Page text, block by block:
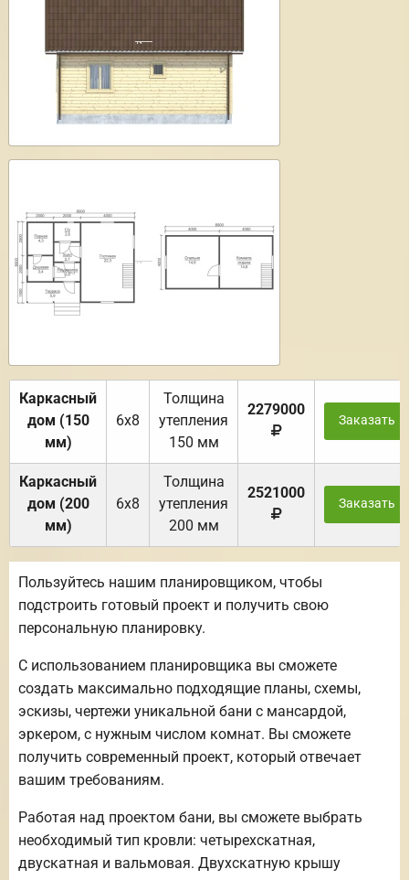
Каркасный
дом (150
мм)
6х8
Толщина
утепления
150 мм
2279000
Заказать
Каркасный
дом (200
мм)
6х8
Толщина
утепления
200 мм
2521000
Заказать
Пользуйтесь нашим планировщиком, чтобы
подстроить готовый проект и получить свою
персональную планировку.
С использованием планировщика вы сможете
создать максимально подходящие планы, схемы,
эскизы, чертежи уникальной бани с мансардой,
эркером, с нужным числом комнат. Вы сможете
получить современный проект, который отвечает
вашим требованиям.
Работая над проектом бани, вы сможете выбрать
необходимый тип кровли: четырехскатная,
двускатная и вальмовая. Двухскатную крышу